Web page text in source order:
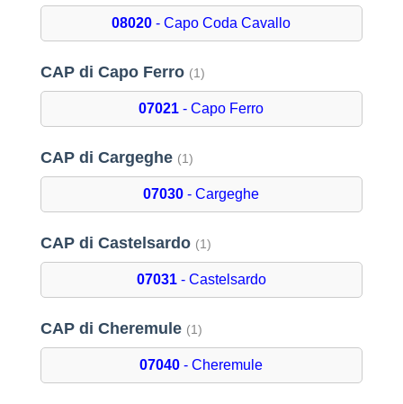
08020 - Capo Coda Cavallo
CAP di Capo Ferro (1)
07021 - Capo Ferro
CAP di Cargeghe (1)
07030 - Cargeghe
CAP di Castelsardo (1)
07031- Castelsardo
CAP di Cheremule (1)
07040 - Cheremule